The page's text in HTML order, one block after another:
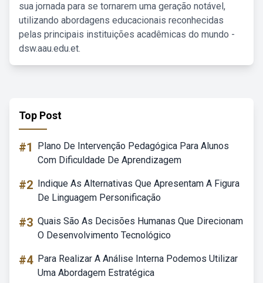
sua jornada para se tornarem uma geração notável,
utilizando abordagens educacionais reconhecidas
pelas principais instituições acadêmicas do mundo -
dsw.aau.edu.et.
Top Post
#1
Plano De Intervenção Pedagógica Para Alunos
Com Dificuldade De Aprendizagem
#2 Indique As Alternativas Que Apresentam A Figura
De Linguagem Personificação
#3 Quais São As Decisões Humanas Que Direcionam
O Desenvolvimento Tecnológico
#4 Para Realizar A Análise Interna Podemos Utilizar
Uma Abordagem Estratégica